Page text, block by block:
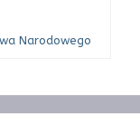
Narodowego